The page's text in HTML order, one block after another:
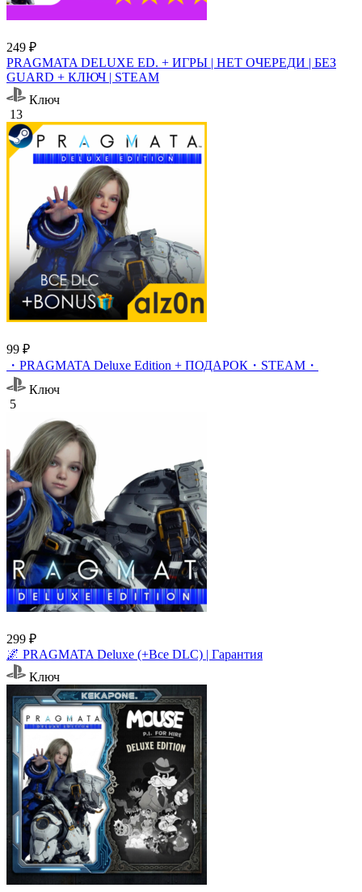
249 ₽
PRAGMATA DELUXE ED. + ИГРЫ | НЕТ ОЧЕРЕДИ | БЕЗ
GUARD + КЛЮЧ | STEAM
Ключ
13
99 ₽
・PRAGMATA Deluxe Edition + ПОДАРОК・STEAM・
Ключ
5
299 ₽
🌌 PRAGMATA Deluxe (+Все DLC) | Гарантия
Ключ